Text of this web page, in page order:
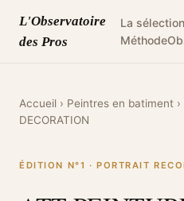
L'Observatoire
des Pros
La sélection
Méthode
Accueil › Peintres en batiment ›
DECORATION
ÉDITION N°1 · PORTRAIT